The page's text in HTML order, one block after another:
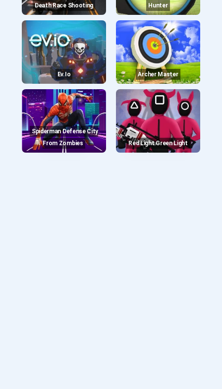
Death Race Shooting Hunter
Ev.io Archer Master
Spiderman Defense City
From Zombies
Red Light Green Light